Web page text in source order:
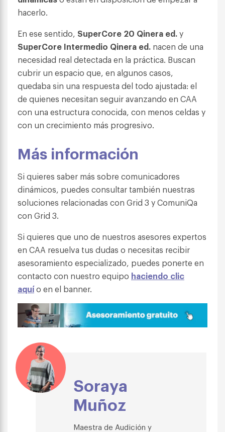
hacerlo.
En ese sentido, SuperCore 20 Qinera ed.y
SuperCore Intermedio Qinera ed. nacen de una
necesidad real detectada en la práctica. Buscan
cubrir un espacio que, en algunos casos,
quedaba sin una respuesta del todo ajustada: el
de quienes necesitan seguir avanzando en CAA
con una estructura conocida, con menos celdas y
con un crecimiento más progresivo.
Más información
Si quieres saber más sobre comunicadores
dinámicos, puedes consultar también nuestras
soluciones relacionadas con Grid 3 y ComuniQa
con Grid 3.
Si quieres que uno de nuestros asesores expertos
en CAA resuelva tus dudas o necesitas recibir
asesoramiento especializado, puedes ponerte en
contacto con nuestro equipo haciendo clic
aquío en el banner.
Soraya
Muñoz
Maestra de Audición y